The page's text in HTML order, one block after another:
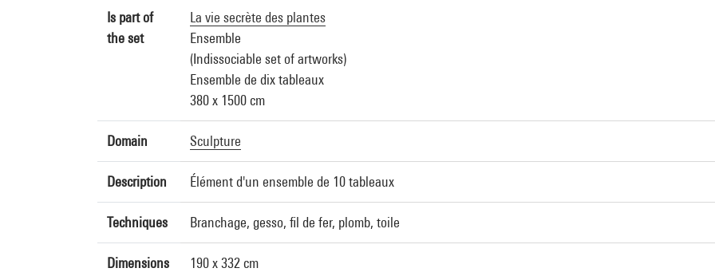
Is part of
the set
La vie secrète des plantes
Ensemble
(Indissociable set of artworks)
Ensemble de dix tableaux
380 x 1500 cm
Domain Sculpture
Description Élément d'un ensemble de 10 tableaux
Techniques Branchage, gesso, fil de fer, plomb, toile
Dimensions 190 x 332 cm